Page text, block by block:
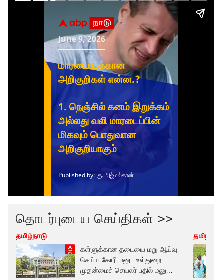
தொடர்புடைய செய்திகள் >>
தமிழ்நாடு
கள்ளுக்கான தடையை மறு ஆய்வு
செய்ய கோரி மனு.. உள்துறை
முதன்மைச் செயலர் பதில் மனு